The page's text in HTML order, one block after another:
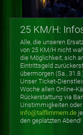
25 KM/H:
Alle, die unseren
von 25 KM/H nicht
die Möglichkeit, sich
Eintrittsgeld
übermorgen (Sa.,
Unser Ticket-
Woche allen Online-
Rückerstattung via
Unstimmigkeiten
info@talflimmern.de
den geplatzten Abend!